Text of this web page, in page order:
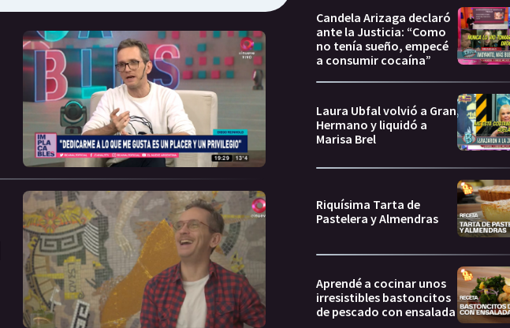
Candela Arizaga declaró
ante la Justicia: “Como
no tenía sueño, empecé
a consumir cocaína”
Laura Ubfal volvió a Gran
Hermano y liquidó a
Marisa Brel
Riquísima Tarta de
Pastelera y Almendras
Aprendé a cocinar unos
irresistibles bastoncitos
de pescado con ensalada